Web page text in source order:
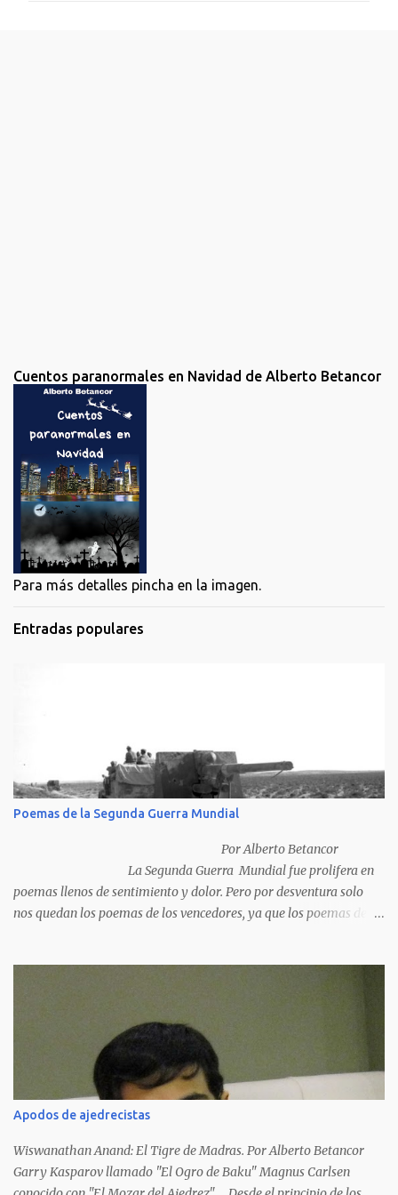
Cuentos paranormales en Navidad de Alberto Betancor
Para más detalles pincha en la imagen.
Entradas populares
Poemas de la Segunda Guerra Mundial
Por Alberto Betancor
La Segunda Guerra Mundial fue prolifera en
poemas llenos de sentimiento y dolor. Pero por desventura solo
nos quedan los poemas de los vencedores, ya que los poemas de
acariciaron la causa nacional socialista, sus nombres con sus
Apodos de ajedrecistas
Wiswanathan Anand: El Tigre de Madras. Por Alberto Betancor
Garry Kasparov llamado "El Ogro de Baku" Magnus Carlsen